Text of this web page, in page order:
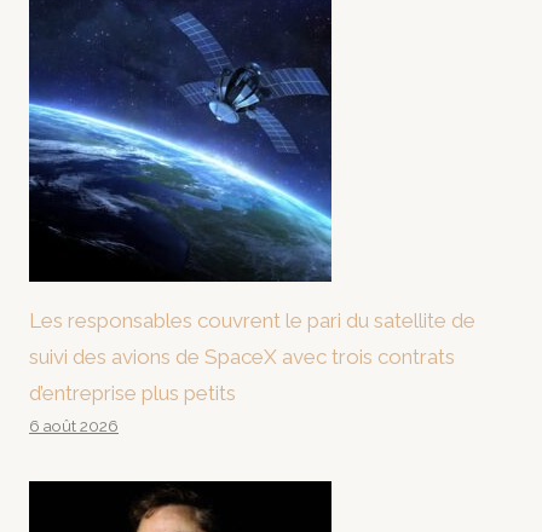
Les responsables couvrent le pari du satellite de
suivi des avions de SpaceX avec trois contrats
d’entreprise plus petits
6 août 2026